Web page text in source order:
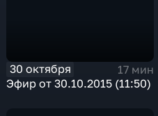
30 октября
17 мин
Эфир от 30.10.2015 (11:50)